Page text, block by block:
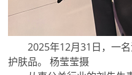
2025年12月31日，一
护肤品。 杨莹莹摄